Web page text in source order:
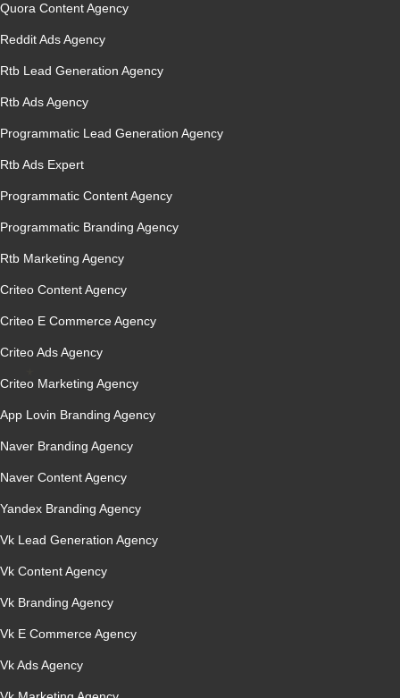
Quora Content Agency
Reddit Ads Agency
Rtb Lead Generation Agency
Rtb Ads Agency
Programmatic Lead Generation Agency
Rtb Ads Expert
Programmatic Content Agency
Programmatic Branding Agency
Rtb Marketing Agency
Criteo Content Agency
Criteo E Commerce Agency
Criteo Ads Agency
Criteo Marketing Agency
App Lovin Branding Agency
Naver Branding Agency
Naver Content Agency
Yandex Branding Agency
Vk Lead Generation Agency
Vk Content Agency
Vk Branding Agency
Vk E Commerce Agency
Vk Ads Agency